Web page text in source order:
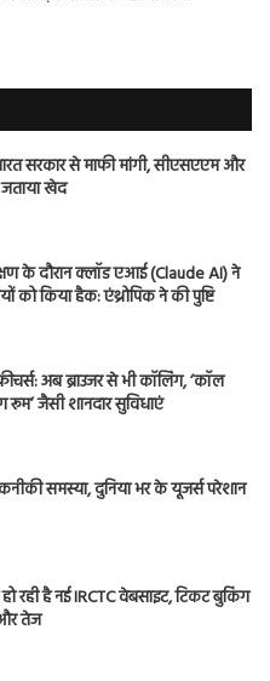
सरकार से माफी मांगी, सीएसएएम और
खेद
के दौरान क्लॉड एआई (Claude AI) ने
को किया हैक: एंथ्रोपिक ने की पुष्टि
अब ब्राउजर से भी कॉलिंग, ‘कॉल
रूम’ जैसी शानदार सुविधाएं
समस्या, दुनिया भर के यूजर्स परेशान
रही है नई IRCTC वेबसाइट, टिकट बुकिंग
तेज